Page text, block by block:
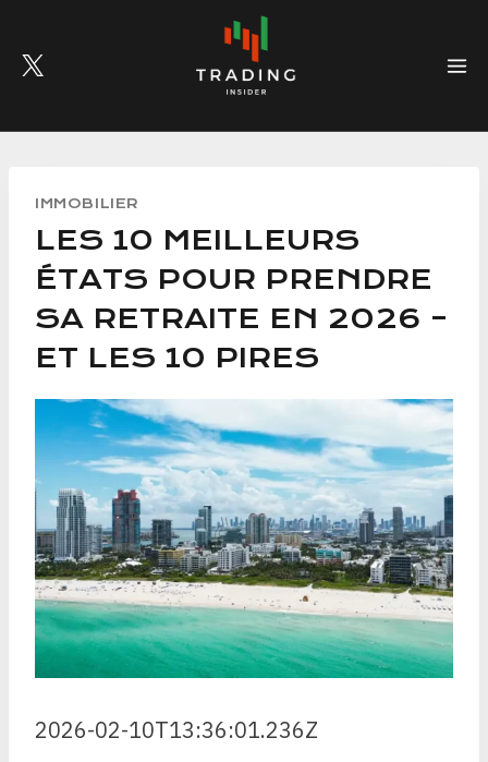
content
IMMOBILIER
LES 10 MEILLEURS
ÉTATS POUR PRENDRE
SA RETRAITE EN 2026 –
ET LES 10 PIRES
2026-02-10T13:36:01.236Z